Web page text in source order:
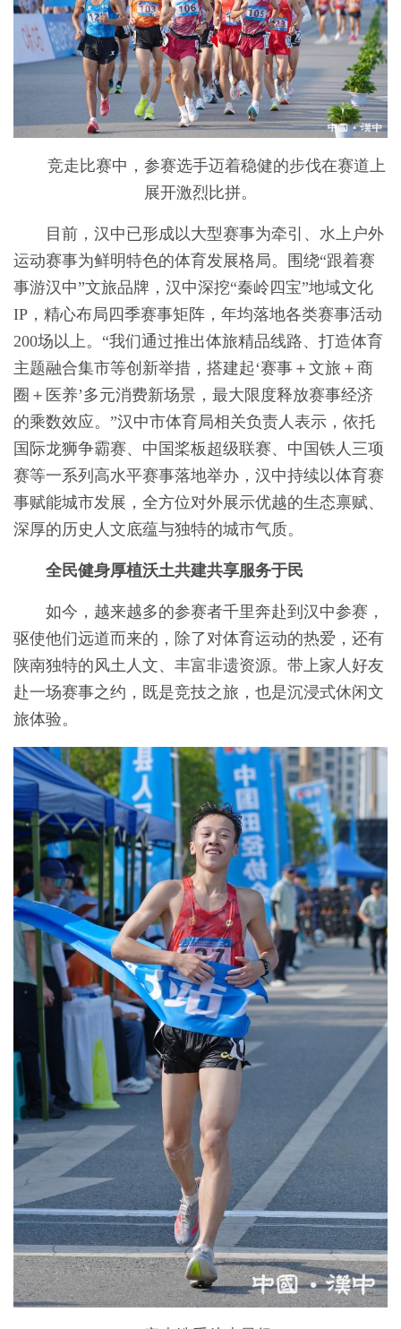
竞走比赛中，参赛选手迈着稳健的步伐在赛道上
展开激烈比拼。
目前，汉中已形成以大型赛事为牵引、水上户外
运动赛事为鲜明特色的体育发展格局。围绕“跟着赛
事游汉中”文旅品牌，汉中深挖“秦岭四宝”地域文化
IP，精心布局四季赛事矩阵，年均落地各类赛事活动
200场以上。“我们通过推出体旅精品线路、打造体育
主题融合集市等创新举措，搭建起‘赛事＋文旅＋商
圈＋医养’多元消费新场景，最大限度释放赛事经济
的乘数效应。”汉中市体育局相关负责人表示，依托
国际龙狮争霸赛、中国桨板超级联赛、中国铁人三项
赛等一系列高水平赛事落地举办，汉中持续以体育赛
事赋能城市发展，全方位对外展示优越的生态禀赋、
深厚的历史人文底蕴与独特的城市气质。
全民健身厚植沃土共建共享服务于民
如今，越来越多的参赛者千里奔赴到汉中参赛，
驱使他们远道而来的，除了对体育运动的热爱，还有
陕南独特的风土人文、丰富非遗资源。带上家人好友
赴一场赛事之约，既是竞技之旅，也是沉浸式休闲文
旅体验。